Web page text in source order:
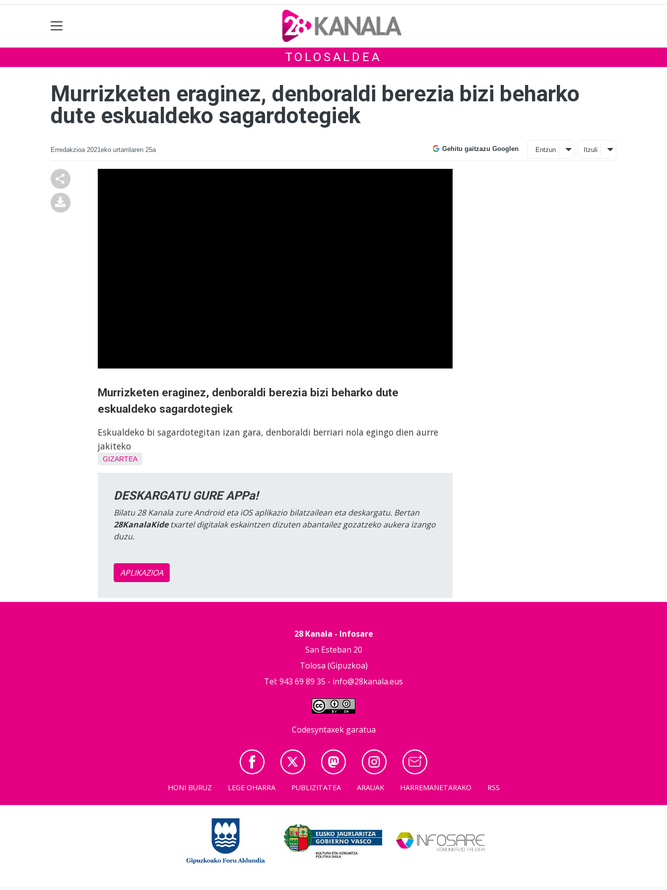
TOLOSALDEA
Murrizketen eraginez, denboraldi berezia bizi beharko
dute eskualdeko sagardotegiek
Erredakzioa 2021eko urtarrilaren 25a Gehitu gaitzazu Googlen Entzun Itzuli
Murrizketen eraginez, denboraldi berezia bizi beharko dute
eskualdeko sagardotegiek
Eskualdeko bi sagardotegitan izan gara, denboraldi berriari nola egingo dien aurre
jakiteko
GIZARTEA
DESKARGATU GURE APPa!
Bilatu 28 Kanala zure Android eta iOS aplikazio bilatzailean eta deskargatu. Bertan
28KanalaKidetxartel digitalak eskaintzen dizuten abantailez gozatzeko aukera izango
duzu.
APLIKAZIOA
28 Kanala - Infosare
San Esteban 20
Tolosa (Gipuzkoa)
Tel: 943 69 89 35 - info@28kanala.eus
Codesyntaxek garatua
HONI BURUZ LEGE OHARRA PUBLIZITATEA ARAUAK HARREMANETARAKO RSS